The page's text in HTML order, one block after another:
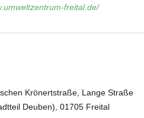
freital.de/
Krönertstraße, Lange Straße
Deuben), 01705 Freital